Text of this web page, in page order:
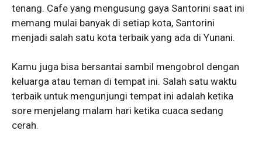
tenang. Cafe yang mengusung gaya Santorini saat ini
memang mulai banyak di setiap kota, Santorini
menjadi salah satu kota terbaik yang ada di Yunani.
Kamu juga bisa bersantai sambil mengobrol dengan
keluarga atau teman di tempat ini. Salah satu waktu
terbaik untuk mengunjungi tempat ini adalah ketika
sore menjelang malam hari ketika cuaca sedang
cerah.